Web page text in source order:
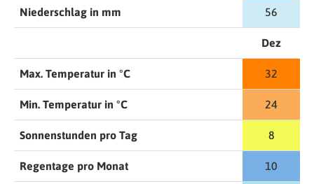
Niederschlag in mm 56
Dez
Max. Temperatur in °C 32
Min. Temperatur in °C 24
Sonnenstunden pro Tag 8
Regentage pro Monat 10